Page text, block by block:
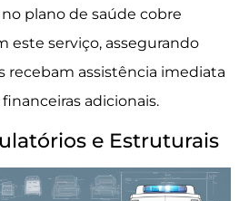
plano de saúde cobre
este serviço, assegurando
recebam assistência imediata
adicionais.
e Estruturais